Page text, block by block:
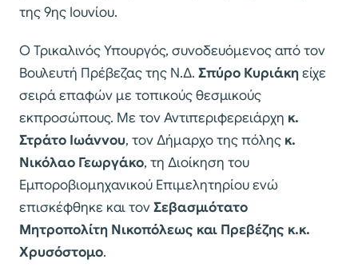
της 9ης Ιουνίου.
Ο Τρικαλινός Υπουργός, συνοδευόμενος από τον
Βουλευτή Πρέβεζας της Ν.Δ. Σπύρο Κυριάκηείχε
σειρά επαφών με τοπικούς θεσμικούς
εκπροσώπους. Με τον Αντιπεριφερειάρχη κ.
Στράτο Ιωάννου, τον Δήμαρχο της πόλης κ.
Νικόλαο Γεωργάκο, τη Διοίκηση του
Εμποροβιομηχανικού Επιμελητηρίου ενώ
επισκέφθηκε και τονΣεβασμιότατο
Μητροπολίτη Νικοπόλεως και Πρεβέζης κ.κ.
Χρυσόστομο.